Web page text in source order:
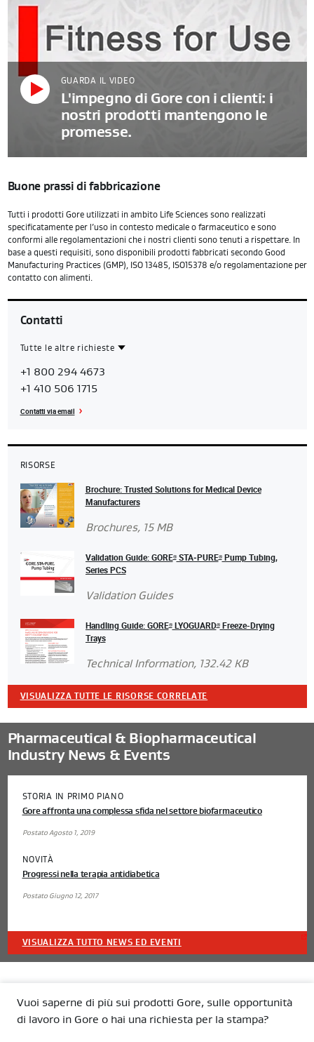
GUARDA IL VIDEO
L'impegno di Gore con i clienti: i
nostri prodotti mantengono le
promesse.
Buone prassi di fabbricazione
Tutti i prodotti Gore utilizzati in ambito Life Sciences sono realizzati
specificatamente per l’uso in contesto medicale o farmaceutico e sono
conformi alle regolamentazioni che i nostri clienti sono tenuti a rispettare. In
base a questi requisiti, sono disponibili prodotti fabbricati secondo Good
Manufacturing Practices (GMP), ISO 13485, ISO15378 e/o regolamentazione per
contatto con alimenti.
Contatti
Tutte le altre richieste
Americas
+1 800 294 4673
+1 410 506 1715
Contatti via email
RISORSE
Brochure: Trusted Solutions for Medical Device
Manufacturers
Brochures, 15 MB
Validation Guide: GORE®STA‑PURE®Pump Tubing,
Series PCS
Validation Guides
Handling Guide: GORE®LYOGUARD®Freeze-Drying
Trays
Technical Information, 132.42 KB
VISUALIZZA TUTTE LE RISORSE CORRELATE
Pharmaceutical & Biopharmaceutical
Industry News & Events
STORIA IN PRIMO PIANO
Gore affronta una complessa sfida nel settore biofarmaceutico
Postato Agosto 1, 2019
NOVITÀ
Progressi nella terapia antidiabetica
Postato Giugno 12, 2017
VISUALIZZA TUTTO NEWS ED EVENTI
Vuoi saperne di più sui prodotti Gore, sulle opportunità
di lavoro in Gore o hai una richiesta per la stampa?